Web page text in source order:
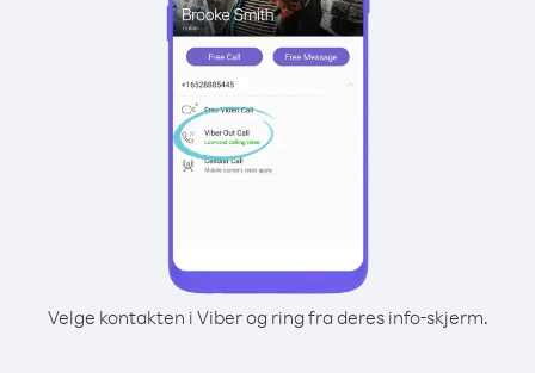
Velge kontakten i Viber og ring fra deres info-skjerm.